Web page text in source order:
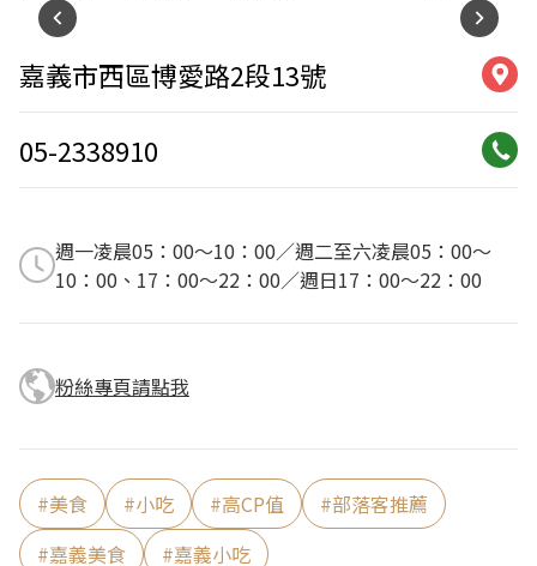
嘉義市西區博愛路2段13號
05-2338910
週一凌晨05：00～10：00／週二至六凌晨05：00～
10：00、17：00～22：00／週日17：00～22：00
粉絲專頁請點我
#美食 #小吃 #高CP值 #部落客推薦
#嘉義美食 #嘉義小吃